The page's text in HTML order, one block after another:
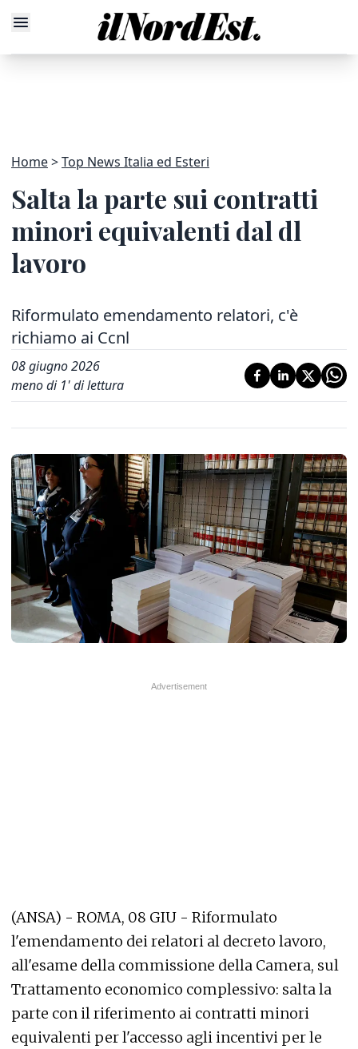
Home Top News Italia ed Esteri
Salta la parte sui contratti
minori equivalenti dal dl
lavoro
Riformulato emendamento relatori, c'è
richiamo ai Ccnl
08 giugno 2026
meno di 1' di lettura
(ANSA) - ROMA, 08 GIU - Riformulato
l'emendamento dei relatori al decreto lavoro,
all'esame della commissione della Camera, sul
Trattamento economico complessivo: salta la
parte con il riferimento ai contratti minori
equivalenti per l'accesso agli incentivi per le